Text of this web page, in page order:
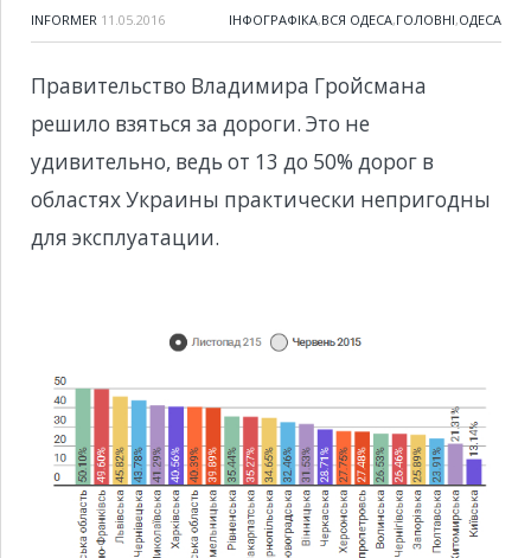
INFORMER 11.05.2016 ІНФОГРАФІКА,ВСЯ ОДЕСА,ГОЛОВНІ,ОДЕСА
Правительство Владимира Гройсмана
решило взяться за дороги. Это не
удивительно, ведь от 13 до 50% дорог в
областях Украины практически непригодны
для эксплуатации.